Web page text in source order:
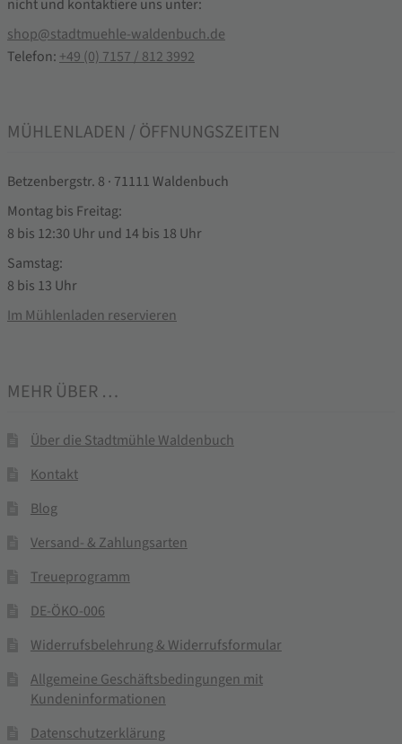
nicht und kontaktiere uns unter:
shop@stadtmuehle-waldenbuch.de
Telefon: +49 (0) 7157 / 812 3992
MÜHLENLADEN / ÖFFNUNGSZEITEN
Betzenbergstr. 8 · 71111 Waldenbuch
Montag bis Freitag:
8 bis 12:30 Uhr und 14 bis 18 Uhr
Samstag:
8 bis 13 Uhr
Im Mühlenladen reservieren
MEHR ÜBER …
Über die Stadtmühle Waldenbuch
Kontakt
Blog
Versand- & Zahlungsarten
Treueprogramm
DE-ÖKO-006
Widerrufsbelehrung & Widerrufsformular
Allgemeine Geschäftsbedingungen mit
Kundeninformationen
Datenschutzerklärung